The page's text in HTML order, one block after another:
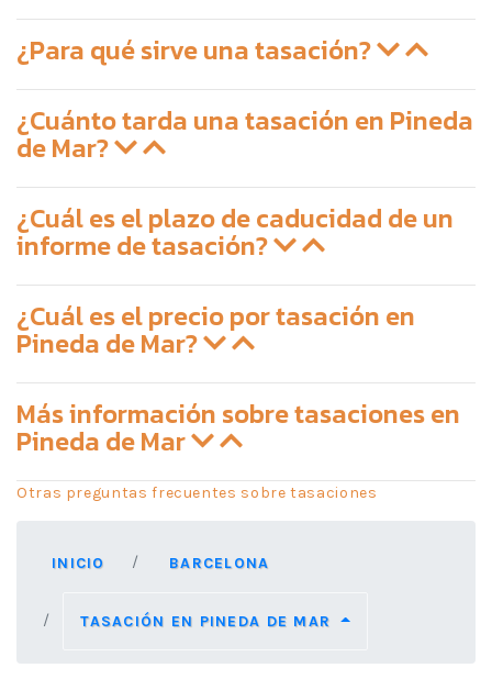
¿Para qué sirve una tasación?
¿Cuánto tarda una tasación en Pineda
de Mar?
¿Cuál es el plazo de caducidad de un
informe de tasación?
¿Cuál es el precio por tasación en
Pineda de Mar?
Más información sobre tasaciones en
Pineda de Mar
Otras preguntas frecuentes sobre tasaciones
INICIO BARCELONA
TASACIÓN EN PINEDA DE MAR